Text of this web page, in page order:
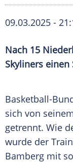
09.03.2025 -
Nach 15
Skyliners
Basketball-
sich von
getrennt. Wie
wurde der
Bamberg mit